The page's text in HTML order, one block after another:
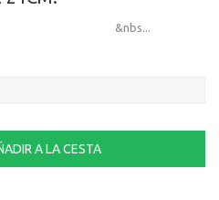
cocido. &nbs...